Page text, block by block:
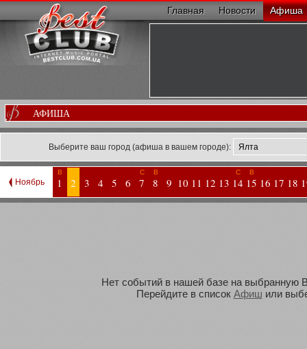
Главная Новости Афиша
АФИША
Выберите ваш город (афиша в вашем городе):
Ноябрь
В
1 2 3 4 5 6
С
7
В
8 9 10 11 12 13
С
14
В
15 16 17 18
Нет событий в нашей базе на выбранную
Перейдите в список Афиш или